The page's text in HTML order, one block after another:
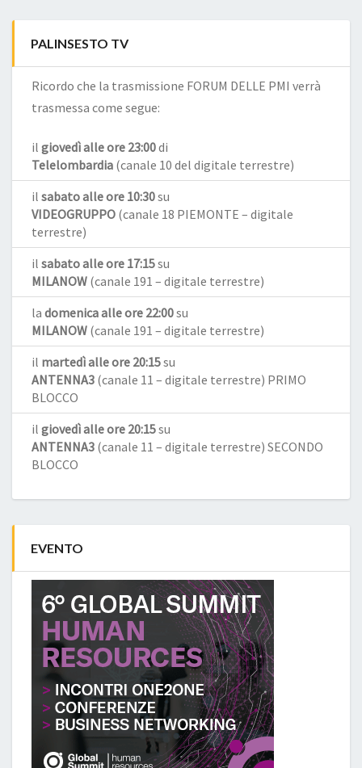
PALINSESTO TV
Ricordo che la trasmissione FORUM DELLE PMI verrà
trasmessa come segue:
il giovedì alle ore 23:00di
Telelombardia (canale 10 del digitale terrestre)
il sabato alle ore 10:30su
VIDEOGRUPPO (canale 18 PIEMONTE – digitale
terrestre)
il sabato alle ore 17:15su
MILANOW (canale 191 – digitale terrestre)
la domenica alle ore 22:00su
MILANOW (canale 191 – digitale terrestre)
il martedì alle ore 20:15su
ANTENNA3 (canale 11 – digitale terrestre) PRIMO
BLOCCO
il giovedì alle ore 20:15su
ANTENNA3 (canale 11 – digitale terrestre) SECONDO
BLOCCO
EVENTO